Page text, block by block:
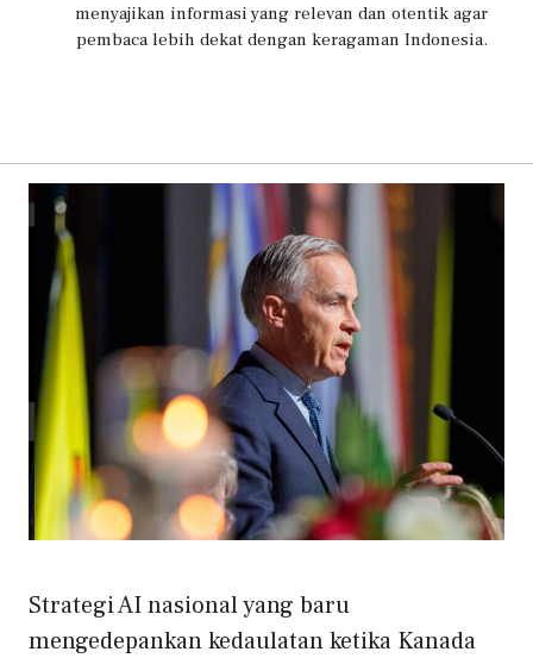
menyajikan informasi yang relevan dan otentik agar
pembaca lebih dekat dengan keragaman Indonesia.
Strategi AI nasional yang baru
mengedepankan kedaulatan ketika Kanada